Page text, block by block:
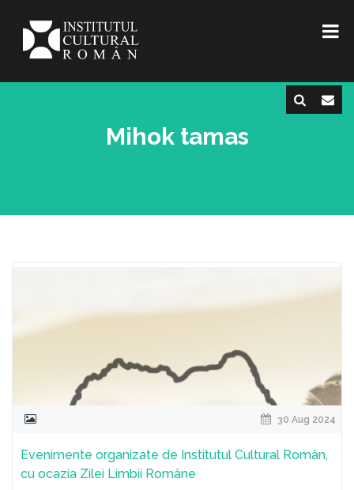
Mihok tamas
30 Aug 2024
Evenimente organizate de Institutul Cultural Român,
cu ocazia Zilei Limbii Române